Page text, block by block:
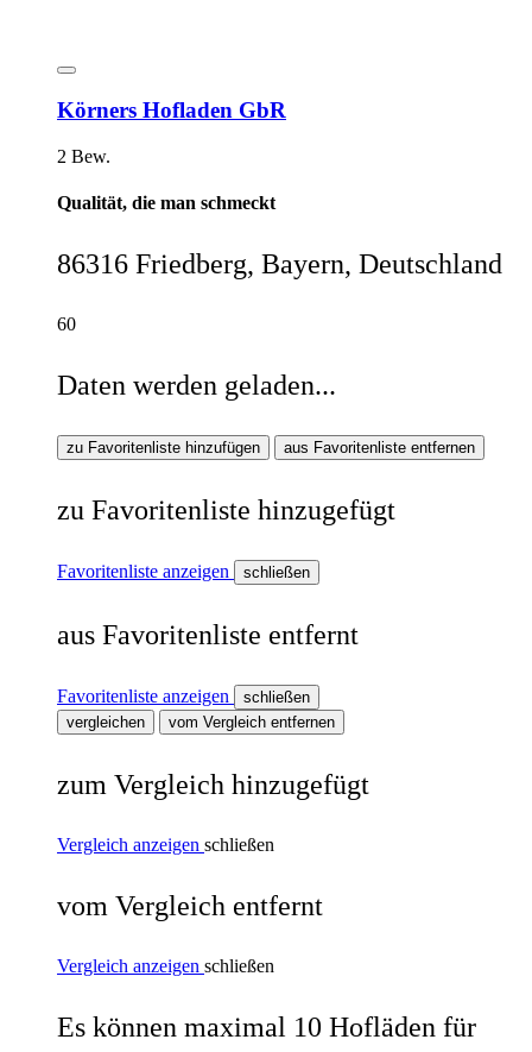
Körners Hofladen GbR
2 Bew.
Qualität, die man schmeckt
86316 Friedberg, Bayern, Deutschland
60
Daten werden geladen...
zu Favoritenliste hinzufügen aus Favoritenliste entfernen
zu Favoritenliste hinzugefügt
Favoritenliste anzeigen schließen
aus Favoritenliste entfernt
Favoritenliste anzeigen
schließen
vergleichen
vom Vergleich entfernen
zum Vergleich hinzugefügt
Vergleich anzeigen schließen
vom Vergleich entfernt
Vergleich anzeigen schließen
Es können maximal 10 Hofläden für